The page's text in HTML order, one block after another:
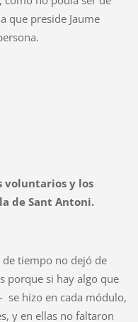
que preside Jaume
voluntarios y los
de Sant Antoni.
tiempo no dejó de
porque si hay algo que
se hizo en cada módulo,
y en ellas no faltaron